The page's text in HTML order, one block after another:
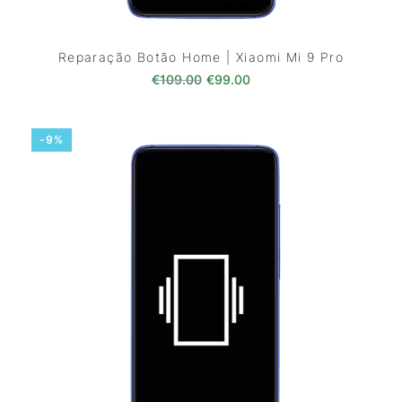
Reparação Botão Home | Xiaomi Mi 9 Pro
€109.00 O preço original era:
€99.00O preço atual é:
-9%